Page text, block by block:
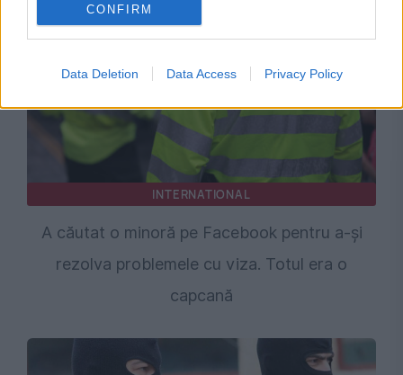
CONFIRM
Data Deletion Data Access Privacy Policy
INTERNATIONAL
A căutat o minoră pe Facebook pentru a-și
rezolva problemele cu viza. Totul era o
capcană